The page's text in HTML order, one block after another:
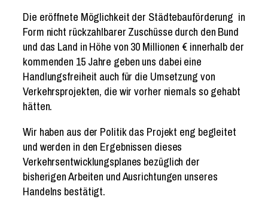
Die eröffnete Möglichkeit der Städtebauförderung in
Form nicht rückzahlbarer Zuschüsse durch den Bund
und das Land in Höhe von 30 Millionen € innerhalb der
kommenden 15 Jahre geben uns dabei eine
Handlungsfreiheit auch für die Umsetzung von
Verkehrsprojekten, die wir vorher niemals so gehabt
hätten.
Wir haben aus der Politik das Projekt eng begleitet
und werden in den Ergebnissen dieses
Verkehrsentwicklungsplanes bezüglich der
bisherigen Arbeiten und Ausrichtungen unseres
Handelns bestätigt.